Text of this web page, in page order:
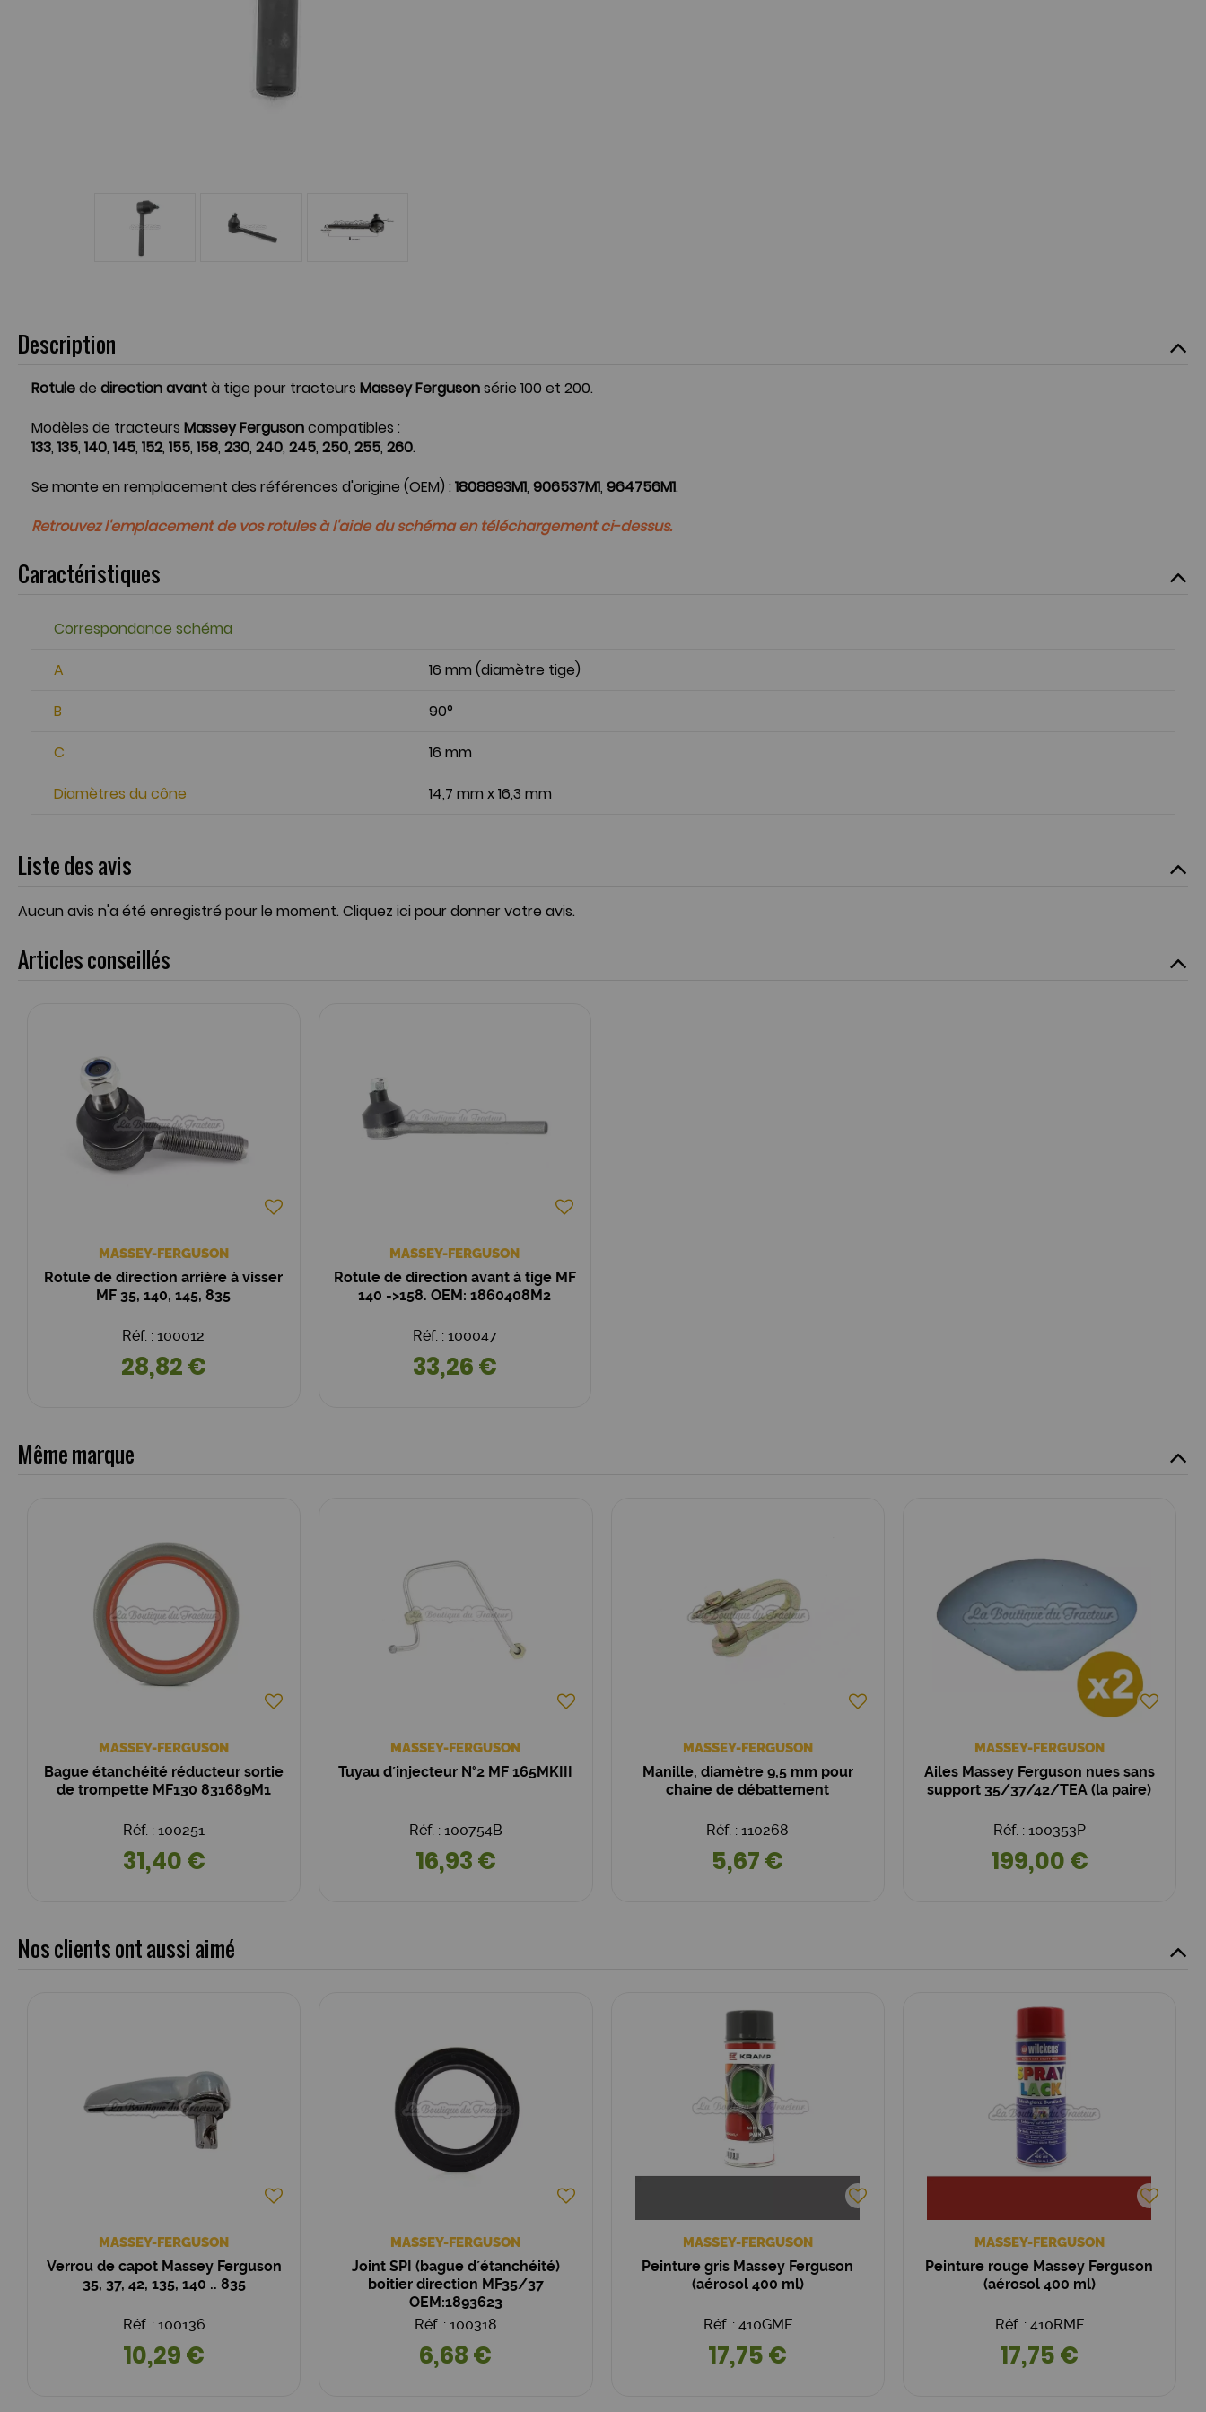
Description
Rotulede directionavantà tige pour tracteurs Massey Fergusonsérie 100 et 200.
Modèles de tracteurs Massey Fergusoncompatibles :
133, 135, 140, 145, 152, 155, 158, 230, 240, 245, 250, 255, 260.
Se monte en remplacement des références d'origine (OEM) : 1808893M1, 906537M1, 964756M1.
Retrouvez l'emplacement de vos rotules à l'aide du schéma en téléchargement ci-dessus.
Caractéristiques
Correspondance schéma
A
16 mm (diamètre tige)
B
90°
C
16 mm
Diamètres du cône
14,7 mm x 16,3 mm
Liste des avis
Aucun avis n'a été enregistré pour le moment. Cliquez ici pour donner votre avis.
Articles conseillés
MASSEY-FERGUSON
Rotule de direction arrière à visser
MF 35, 140, 145, 835
Réf. : 100012
28,82 €
MASSEY-FERGUSON
Rotule de direction avant à tige MF
140 ->158. OEM: 1860408M2
Réf. : 100047
33,26 €
Même marque
MASSEY-FERGUSON
Bague étanchéité réducteur sortie
de trompette MF130 831689M1
Réf. : 100251
31,40 €
MASSEY-FERGUSON
Tuyau d´injecteur N°2 MF 165MKIII
Réf. : 100754B
16,93 €
MASSEY-FERGUSON
Manille, diamètre 9,5 mm pour
chaine de débattement
Réf. : 110268
5,67 €
MASSEY-FERGUSON
Ailes Massey Ferguson nues sans
support 35/37/42/TEA (la paire)
Réf. : 100353P
199,00 €
Nos clients ont aussi aimé
MASSEY-FERGUSON
Verrou de capot Massey Ferguson
35, 37, 42, 135, 140 .. 835
Réf. : 100136
10,29 €
MASSEY-FERGUSON
Joint SPI (bague d´étanchéité)
boitier direction MF35/37
OEM:1893623
Réf. : 100318
6,68 €
MASSEY-FERGUSON
Peinture gris Massey Ferguson
(aérosol 400 ml)
Réf. : 410GMF
17,75 €
MASSEY-FERGUSON
Peinture rouge Massey Ferguson
(aérosol 400 ml)
Réf. : 410RMF
17,75 €